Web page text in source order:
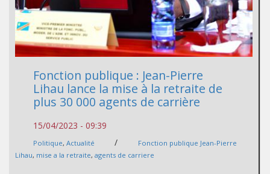
Fonction publique : Jean-Pierre
Lihau lance la mise à la retraite de
plus 30 000 agents de carrière
15/04/2023 - 09:39
Politique, Actualité /
Fonction publique Jean-Pierre
Lihau, mise a la retraite, agents de carriere